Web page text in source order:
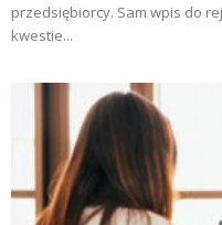
przedsiębiorcy. Sam wpis do
kwestie...